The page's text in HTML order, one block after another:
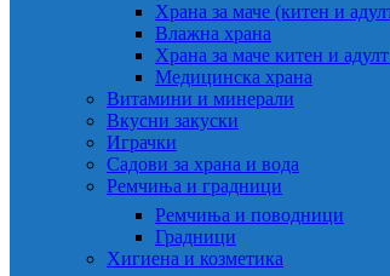
Храна за маче (китен и
Влажна храна
Храна за маче китен и
Медицинска храна
Витамини и минерали
Вкусни закуски
Играчки
Садови за храна и вода
Ремчиња и градници
Ремчиња и поводници
Градници
Хигиена и козметика